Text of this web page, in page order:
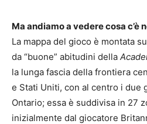
Ma andiamo a vedere cosa c’è
La mappa del gioco è montata
da “buone” abitudini della
la lunga fascia della frontiera
e Stati Uniti, con al centro i due
Ontario; essa è suddivisa in 27
inizialmente dal giocatore